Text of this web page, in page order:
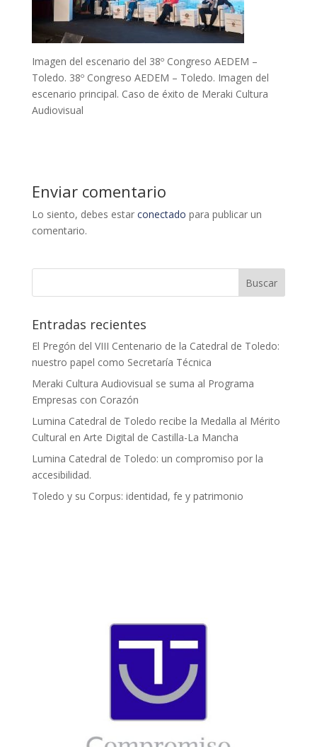
Imagen del escenario del 38º Congreso AEDEM –
Toledo. 38º Congreso AEDEM – Toledo. Imagen del
escenario principal. Caso de éxito de Meraki Cultura
Audiovisual
Enviar comentario
Lo siento, debes estar conectado para publicar un
comentario.
Entradas recientes
El Pregón del VIII Centenario de la Catedral de Toledo:
nuestro papel como Secretaría Técnica
Meraki Cultura Audiovisual se suma al Programa
Empresas con Corazón
Lumina Catedral de Toledo recibe la Medalla al Mérito
Cultural en Arte Digital de Castilla-La Mancha
Lumina Catedral de Toledo: un compromiso por la
accesibilidad.
Toledo y su Corpus: identidad, fe y patrimonio